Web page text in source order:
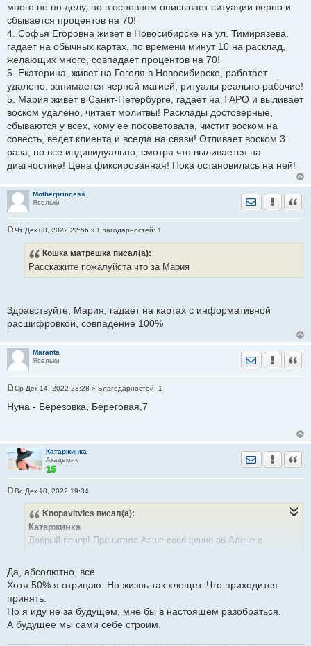
много не по делу, но в основном описывает ситуации верно и
сбывается процентов на 70!
4. Софья Егоровна живет в Новосибирске на ул. Тимирязева,
гадает на обычных картах, по времени минут 10 на расклад,
желающих много, совпадает процентов на 70!
5. Екатерина, живет на Гоголя в Новосибирске, работает
удалено, занимается черной магией, ритуалы реально рабочие!
5. Мария живет в Санкт-Петербурге, гадает на ТАРО и выливает
воском удалено, читает молитвы! Расклады достоверные,
сбываются у всех, кому ее посоветовала, чистит воском на
совесть, ведет клиента и всегда на связи! Отливает воском 3
раза, но все индивидуально, смотря что выливается на
диагностике! Цена фиксированная! Пока остановилась на ней!
Motherprincess
Ясельки
Отправить
Чт Дек 08, 2022 22:56 » Благодарностей: 1
Кошка матрешка писал(а):
Расскажите пожалуйста что за Мария
Здравствуйте, Мария, гадает на картах с информативной
расшифровкой, совпадение 100%
Maranta
Ясельки
Отправить
о
н
и
е
Ср Дек 14, 2022 23:28 » Благодарностей: 1
Нуна - Березовка, Береговая,7
Катаржинка
Академик
Отправить
Вс Дек 18, 2022 19:34
Knopavitvics писал(а):
Катаржинка
Добрый вечер! Прочитала Ааше сообщение об Алене с
знакомых?
Да, абсолютно, все.
Хотя 50% я отрицаю. Но жизнь так хлещет. Что приходится
принять.
Но я иду не за будущем, мне бы в настоящем разобраться.
А будущее мы сами себе строим.